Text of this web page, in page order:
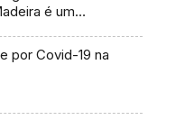
é um
por Covid-19 na